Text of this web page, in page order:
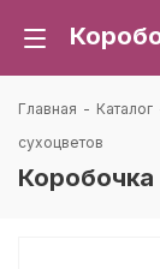
Главная - Каталог
сухоцветов
Коробочка